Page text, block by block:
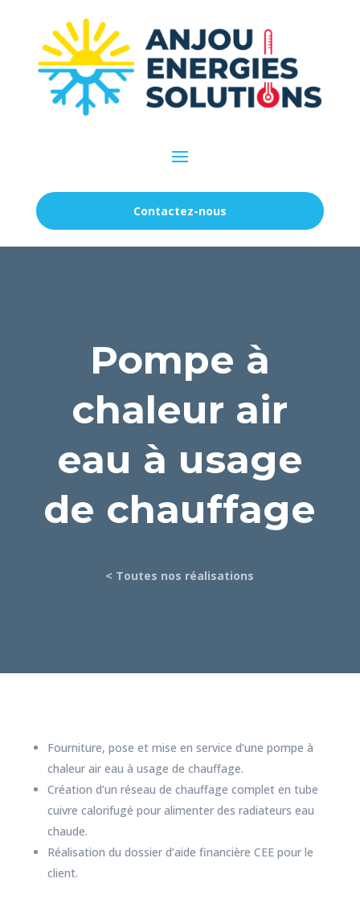
Contactez-nous
Pompe à
chaleur air
eau à usage
de chauffage
< Toutes nos réalisations
Fourniture, pose et mise en service d’une pompe à
chaleur air eau à usage de chauffage.
Création d’un réseau de chauffage complet en tube
cuivre calorifugé pour alimenter des radiateurs eau
chaude.
Réalisation du dossier d’aide financière CEE pour le
client.